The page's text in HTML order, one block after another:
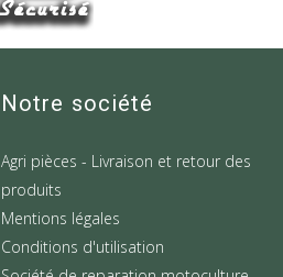
Notre société
Agri pièces - Livraison et retour des
produits
Mentions légales
Conditions d'utilisation